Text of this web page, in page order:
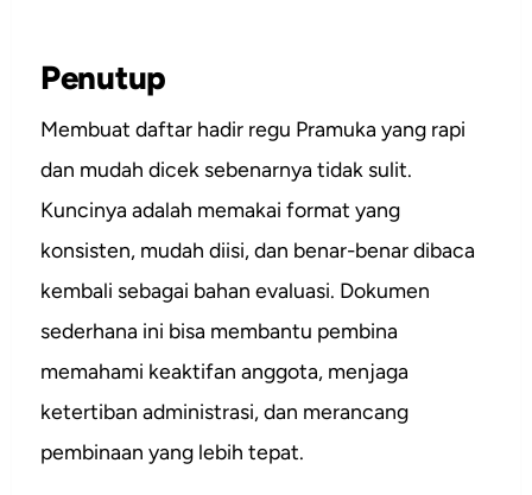
Penutup
Membuat daftar hadir regu Pramuka yang rapi
dan mudah dicek sebenarnya tidak sulit.
Kuncinya adalah memakai format yang
konsisten, mudah diisi, dan benar-benar dibaca
kembali sebagai bahan evaluasi. Dokumen
sederhana ini bisa membantu pembina
memahami keaktifan anggota, menjaga
ketertiban administrasi, dan merancang
pembinaan yang lebih tepat.